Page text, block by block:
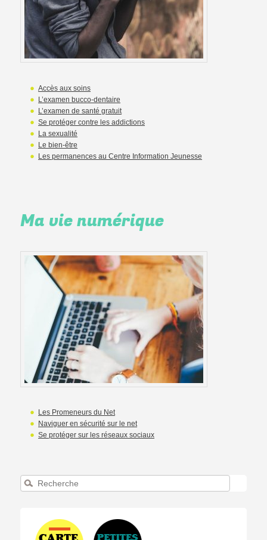
Accès aux soins
L’examen bucco-dentaire
L’examen de santé gratuit
Se protéger contre les addictions
La sexualité
Le bien-être
Les permanences au Centre Information Jeunesse
Ma vie numérique
Les Promeneurs du Net
Naviguer en sécurité sur le net
Se protéger sur les réseaux sociaux
Recherche